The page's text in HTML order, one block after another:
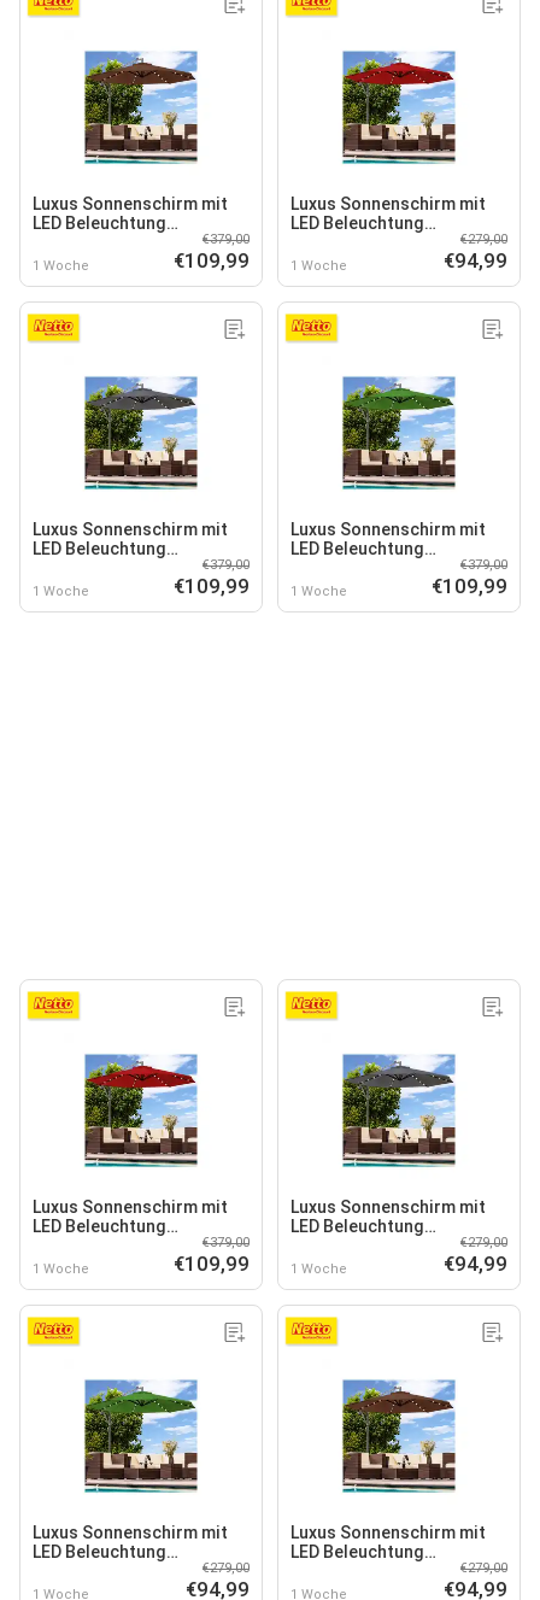
Luxus Sonnenschirm mit
LED Beleuchtung
Ampelschirm 350cm Solar
Garten Schirm Pavillon in
1 Woche
€379,00
€109,99
Luxus Sonnenschirm mit
LED Beleuchtung
Ampelschirm 300cm Solar
Garten Schirm Pavillon in
1 Woche
€279,00
€94,99
Luxus Sonnenschirm mit
LED Beleuchtung
Ampelschirm 350cm Solar
Garten Schirm Pavillon in
1 Woche
€379,00
€109,99
Luxus Sonnenschirm mit
LED Beleuchtung
Ampelschirm 350cm Solar
Garten Schirm Pavillon in
1 Woche
€379,00
€109,99
Luxus Sonnenschirm mit
LED Beleuchtung
Ampelschirm 350cm Solar
Garten Schirm Pavillon in
1 Woche
€379,00
€109,99
Luxus Sonnenschirm mit
LED Beleuchtung
Ampelschirm 300cm Solar
Garten Schirm Pavillon in
1 Woche
€279,00
€94,99
Luxus Sonnenschirm mit
LED Beleuchtung
Ampelschirm 300cm Solar
Garten Schirm Pavillon in
1 Woche
€279,00
€94,99
Luxus Sonnenschirm mit
LED Beleuchtung
Ampelschirm 300cm Solar
Garten Schirm Pavillon in
1 Woche
€279,00
€94,99